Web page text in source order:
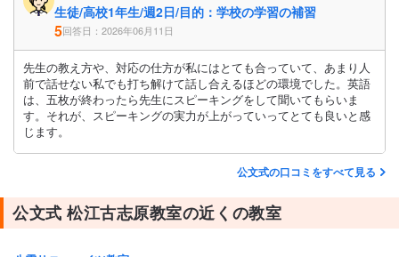
生徒/高校1年生/週2日/目的：学校の学習の補習
5回答日：2026年06月11日
先生の教え方や、対応の仕方が私にはとても合っていて、あまり人
前で話せない私でも打ち解けて話し合えるほどの環境でした。英語
は、五枚が終わったら先生にスピーキングをして聞いてもらいま
す。それが、スピーキングの実力が上がっていってとても良いと感
じます。
公文式の口コミをすべて見る
公文式 松江古志原教室の近くの教室